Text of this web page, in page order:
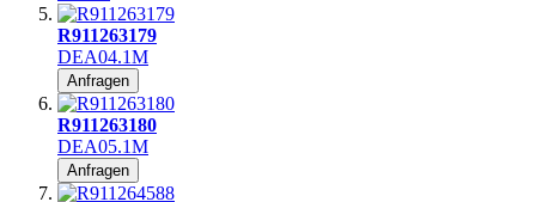
R911263179
DEA04.1M
Anfragen
R911263180
DEA05.1M
Anfragen